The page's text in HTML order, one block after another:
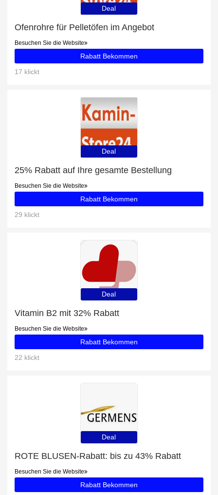
Deal
Ofenrohre für Pelletöfen im Angebot
Besuchen Sie die Website
Rabatt Bekommen
17 klickt
Deal
25% Rabatt auf Ihre gesamte Bestellung
Besuchen Sie die Website
Rabatt Bekommen
29 klickt
Deal
Vitamin B2 mit 32% Rabatt
Besuchen Sie die Website
Rabatt Bekommen
22 klickt
Deal
ROTE BLUSEN-Rabatt: bis zu 43% Rabatt
Besuchen Sie die Website
Rabatt Bekommen